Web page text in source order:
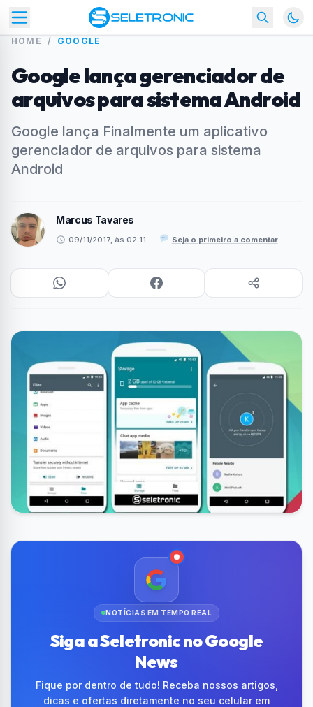
HOME / GOOGLE
Google lança gerenciador de
arquivos para sistema Android
Google lança Finalmente um aplicativo
gerenciador de arquivos para sistema
Android
Marcus Tavares
09/11/2017, às 02:11 · Seja o primeiro a comentar
NOTÍCIAS EM TEMPO REAL
Siga a Seletronic no Google
News
Fique por dentro de tudo! Receba nossos artigos,
dicas e ofertas diretamente no seu celular em